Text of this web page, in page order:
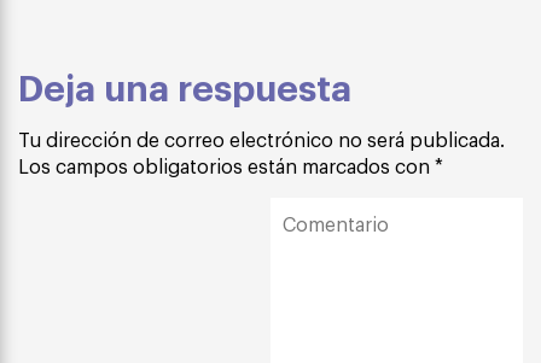
Deja una respuesta
Tu dirección de correo electrónico no será publicada.
Los campos obligatorios están marcados con *